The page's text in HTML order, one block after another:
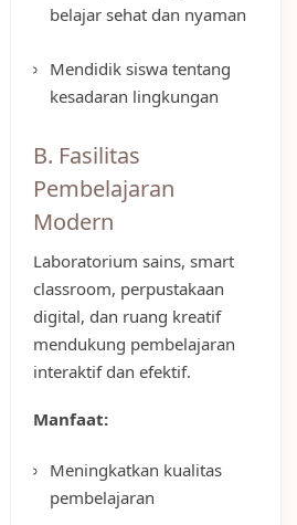
belajar sehat dan nyaman
Mendidik siswa tentang
kesadaran lingkungan
B. Fasilitas
Pembelajaran
Modern
Laboratorium sains, smart
classroom, perpustakaan
digital, dan ruang kreatif
mendukung pembelajaran
interaktif dan efektif.
Manfaat:
Meningkatkan kualitas
pembelajaran